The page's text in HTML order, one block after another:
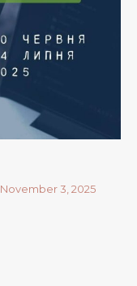
November 3, 2025